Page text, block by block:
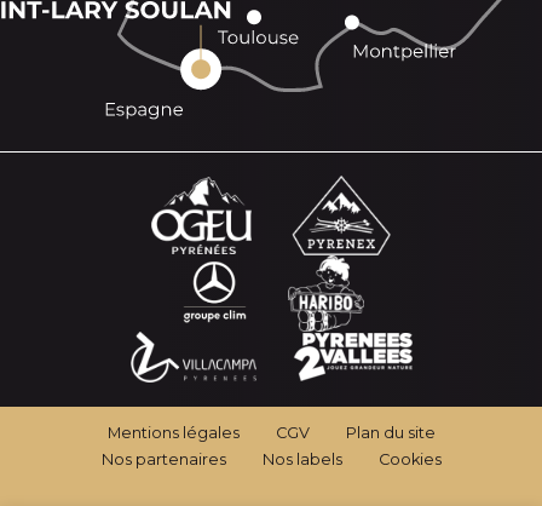
Mentions légales CGV
Plan du site
Nos partenaires
Nos labels Cookies